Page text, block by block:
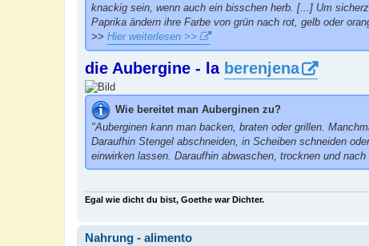
knackig sein, wenn auch ein bisschen herb. [...] Um
Paprika ändern ihre Farbe von grün nach rot, gelb oder
>> Hier weiterlesen >>
die Aubergine - la berenjena
Wie bereitet man Auberginen zu?
"Auberginen kann man backen, braten oder grillen.
Daraufhin Stengel abschneiden, in Scheiben schneiden
einwirken lassen. Daraufhin abwaschen, trocknen und
Egal wie dicht du bist, Goethe war Dichter.
Nahrung - alimento